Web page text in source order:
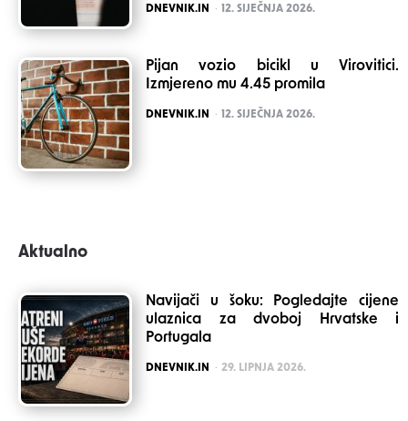
POSTED
DNEVNIK.IN 12. SIJEČNJA 2026.
Pijan vozio bicikl u Virovitici.
Izmjereno mu 4.45 promila
POSTED
DNEVNIK.IN 12. SIJEČNJA 2026.
Aktualno
Navijači u šoku: Pogledajte cijene
ulaznica za dvoboj Hrvatske i
Portugala
POSTED
DNEVNIK.IN 29. LIPNJA 2026.